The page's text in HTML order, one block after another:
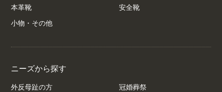
本革靴 安全靴
小物・その他
ニーズから探す
外反母趾の方 冠婚葬祭